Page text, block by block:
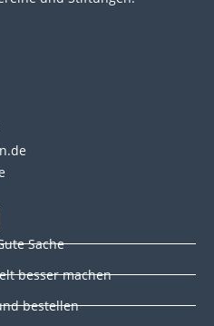
Sache
besser machen
bestellen